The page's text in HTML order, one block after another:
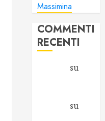
Massimina
COMMENTI
RECENTI
su
su